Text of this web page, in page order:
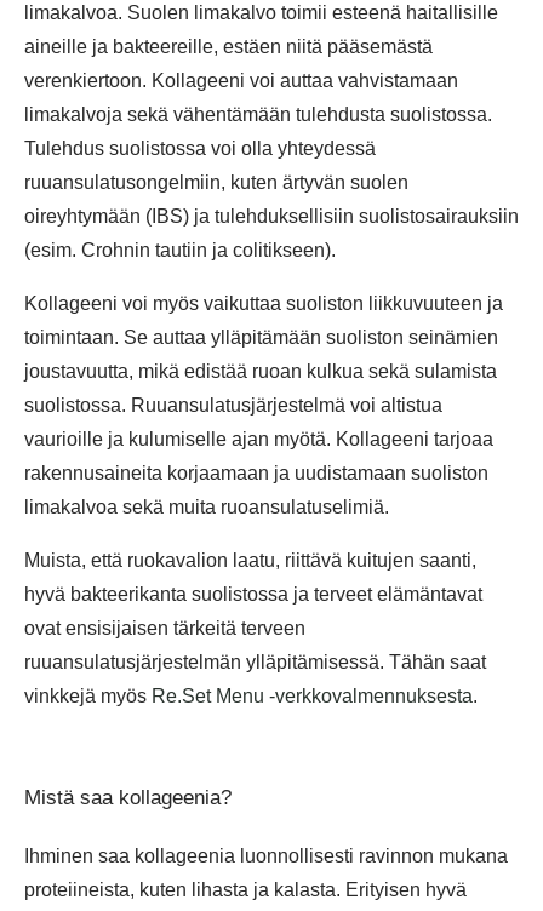
limakalvoa. Suolen limakalvo toimii esteenä haitallisille
aineille ja bakteereille, estäen niitä pääsemästä
verenkiertoon. Kollageeni voi auttaa vahvistamaan
limakalvoja sekä vähentämään tulehdusta suolistossa.
Tulehdus suolistossa voi olla yhteydessä
ruuansulatusongelmiin, kuten ärtyvän suolen
oireyhtymään (IBS) ja tulehduksellisiin suolistosairauksiin
(esim. Crohnin tautiin ja colitikseen).
Kollageeni voi myös vaikuttaa suoliston liikkuvuuteen ja
toimintaan. Se auttaa ylläpitämään suoliston seinämien
joustavuutta, mikä edistää ruoan kulkua sekä sulamista
suolistossa. Ruuansulatusjärjestelmä voi altistua
vaurioille ja kulumiselle ajan myötä. Kollageeni tarjoaa
rakennusaineita korjaamaan ja uudistamaan suoliston
limakalvoa sekä muita ruoansulatuselimiä.
Muista, että ruokavalion laatu, riittävä kuitujen saanti,
hyvä bakteerikanta suolistossa ja terveet elämäntavat
ovat ensisijaisen tärkeitä terveen
ruuansulatusjärjestelmän ylläpitämisessä. Tähän saat
vinkkejä myös Re.Set Menu -verkkovalmennuksesta.
Mistä saa kollageenia?
Ihminen saa kollageenia luonnollisesti ravinnon mukana
proteiineista, kuten lihasta ja kalasta. Erityisen hyvä